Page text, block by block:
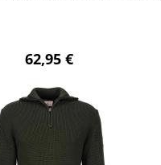
Regulärer Preis:
62,95 €